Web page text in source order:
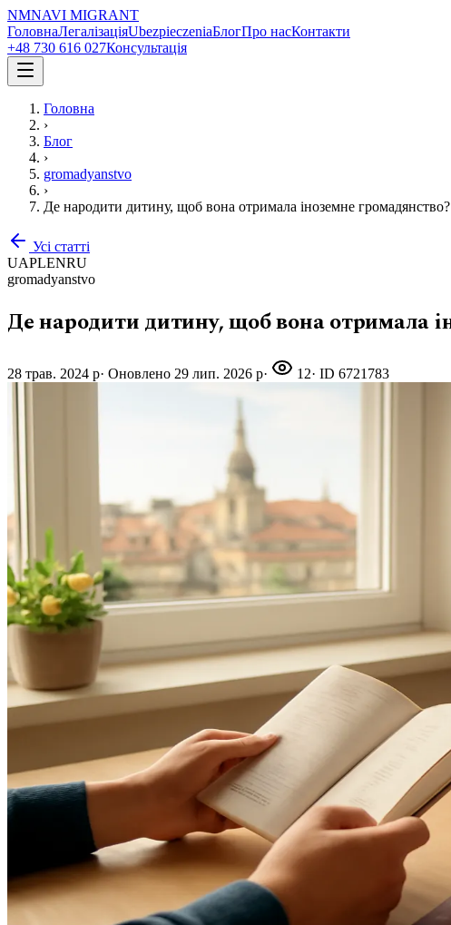
NMNAVI MIGRANT
ГоловнаЛегалізаціяUbezpieczeniaБлогПро насКонтакти
+48 730 616 027Консультація
Головна
›
Блог
›
gromadyanstvo
›
Де народити дитину, щоб вона отримала іноземне
Усі статті
UAPLENRU
gromadyanstvo
Де народити дитину, щоб вона отримала
28 трав. 2024 р· Оновлено 29 лип. 2026 р· 12· ID 6721783